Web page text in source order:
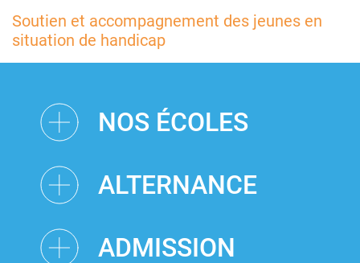
Soutien et accompagnement des jeunes en
situation de handicap
NOS ÉCOLES
ALTERNANCE
ADMISSION